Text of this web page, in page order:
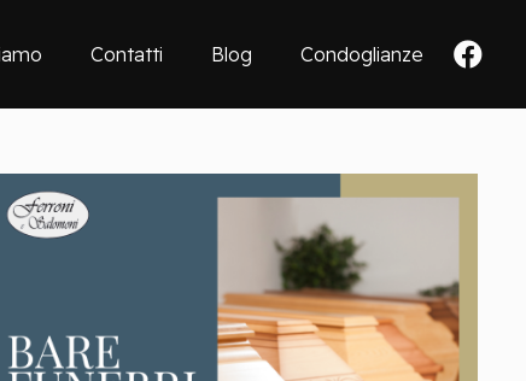
Contatti Blog Condoglianze